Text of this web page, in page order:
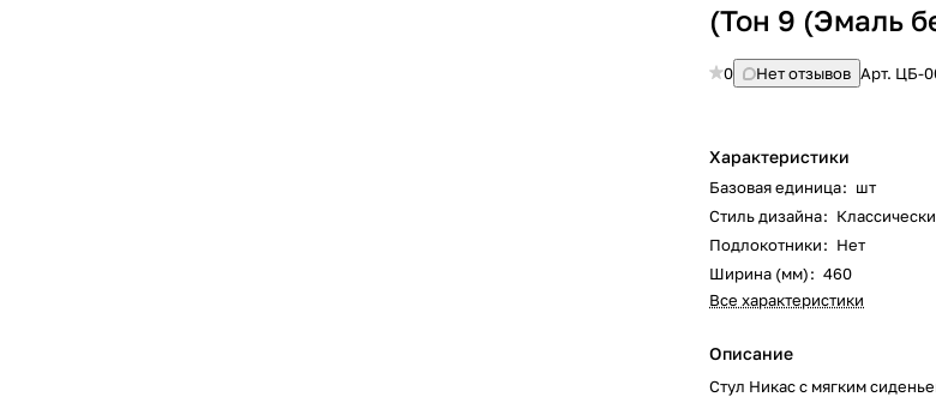
(Тон 9 (Эмаль
0 Нет отзывов Арт. ЦБ-
Характеристики
Базовая единица: шт
Стиль дизайна:
Подлокотники: Нет
Ширина (мм): 460
Все характеристики
Описание
Стул Никас с мягким